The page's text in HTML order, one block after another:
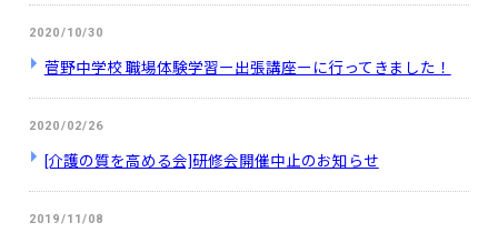
2020/10/30
菅野中学校 職場体験学習ー出張講座ーに行ってきました！
2020/02/26
[介護の質を高める会]研修会開催中止のお知らせ
2019/11/08